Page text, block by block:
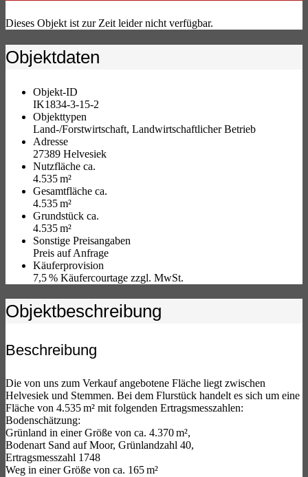
Dieses Objekt ist zur Zeit leider nicht verfügbar.
Objektdaten
Objekt-ID
IK1834-3-15-2
Objekttypen
Land-/Forstwirtschaft, Landwirtschaftlicher Betrieb
Adresse
27389 Helvesiek
Nutzfläche ca.
4.535 m²
Gesamtfläche ca.
4.535 m²
Grund­stück ca.
4.535 m²
Sonstige Preisangaben
Preis auf Anfrage
Käufer­provision
7,5 % Käufercourtage zzgl. MwSt.
Objekt­beschreibung
Beschreibung
Die von uns zum Verkauf angebotene Fläche liegt zwischen
Helvesiek und Stemmen. Bei dem Flurstück handelt es sich um eine
Fläche von 4.535 m² mit folgenden Ertragsmesszahlen:
Bodenschätzung:
Grünland in einer Größe von ca. 4.370 m²,
Bodenart Sand auf Moor, Grünlandzahl 40,
Ertragsmesszahl 1748
Weg in einer Größe von ca. 165 m²